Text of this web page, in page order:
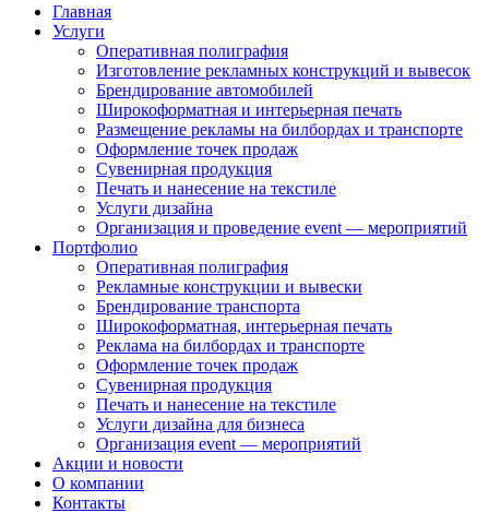
Главная
Услуги
Оперативная полиграфия
Изготовление рекламных конструкций и вывесок
Брендирование автомобилей
Широкоформатная и интерьерная печать
Размещение рекламы на билбордах и транспорте
Оформление точек продаж
Сувенирная продукция
Печать и нанесение на текстиле
Услуги дизайна
Организация и проведение event — мероприятий
Портфолио
Оперативная полиграфия
Рекламные конструкции и вывески
Брендирование транспорта
Широкоформатная, интерьерная печать
Реклама на билбордах и транспорте
Оформление точек продаж
Сувенирная продукция
Печать и нанесение на текстиле
Услуги дизайна для бизнеса
Организация event — мероприятий
Акции и новости
О компании
Контакты